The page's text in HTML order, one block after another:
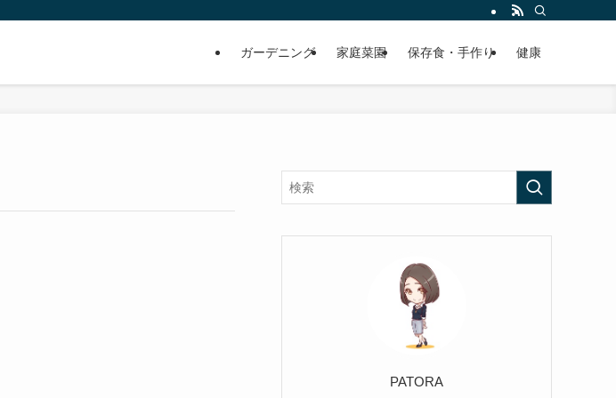
ガーデニング 家庭菜園 保存食・手作り 健康
PATORA